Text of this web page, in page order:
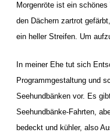
Morgenröte ist ein
den Dächern zartrot
ein heller Streifen. Um
In meiner Ehe tut sich
Programmgestaltung und
Seehundbänken vor. Es
Seehundbänke-Fahrten,
bedeckt und kühler, also